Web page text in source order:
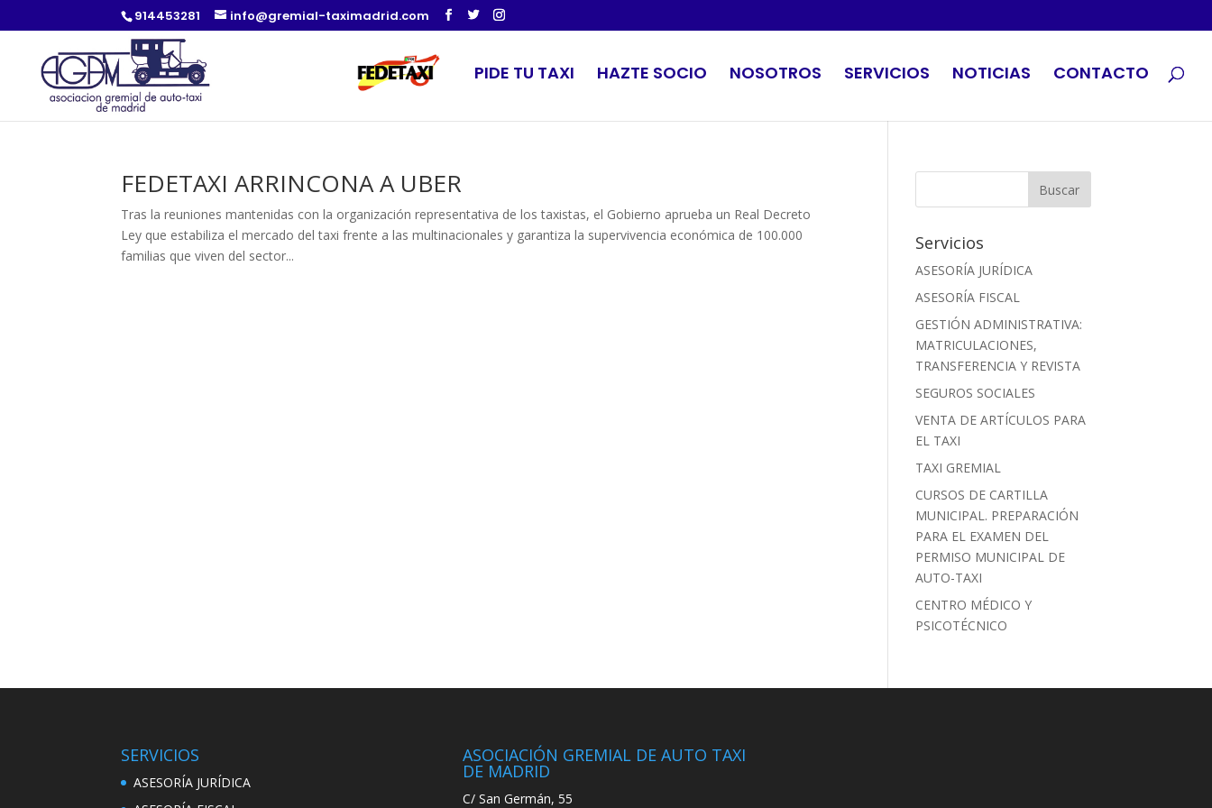
914453281 info@gremial-taximadrid.com
PIDE TU TAXI HAZTE SOCIO NOSOTROS SERVICIOS NOTICIAS CONTACTO
FEDETAXI ARRINCONA A UBER
Tras la reuniones mantenidas con la organización representativa de los taxistas, el Gobierno aprueba un Real Decreto
Ley que estabiliza el mercado del taxi frente a las multinacionales y garantiza la supervivencia económica de 100.000
familias que viven del sector...
Servicios
ASESORÍA JURÍDICA
ASESORÍA FISCAL
GESTIÓN ADMINISTRATIVA:
MATRICULACIONES,
TRANSFERENCIA Y REVISTA
SEGUROS SOCIALES
VENTA DE ARTÍCULOS PARA
EL TAXI
TAXI GREMIAL
CURSOS DE CARTILLA
MUNICIPAL. PREPARACIÓN
PARA EL EXAMEN DEL
PERMISO MUNICIPAL DE
AUTO-TAXI
CENTRO MÉDICO Y
PSICOTÉCNICO
SERVICIOS
ASESORÍA JURÍDICA
ASOCIACIÓN GREMIAL DE AUTO TAXI
DE MADRID
C/ San Germán, 55